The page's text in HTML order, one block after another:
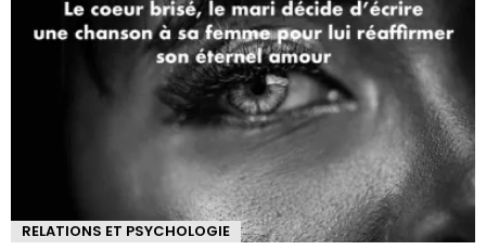
RELATIONS ET PSYCHOLOGIE